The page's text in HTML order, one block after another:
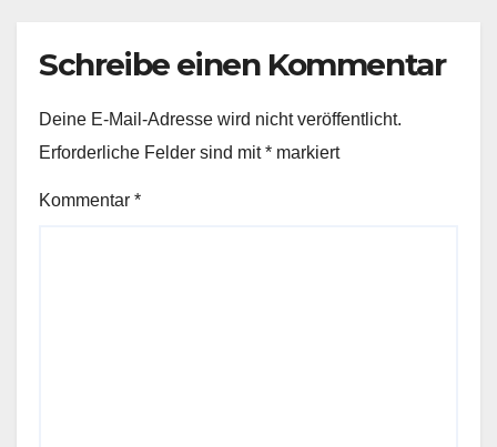
Schreibe einen Kommentar
Deine E-Mail-Adresse wird nicht veröffentlicht.
Erforderliche Felder sind mit* markiert
Kommentar *